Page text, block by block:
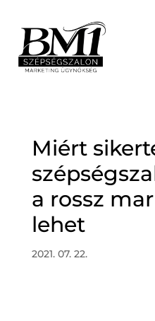
Miért
a rossz
lehet
2021. 07. 22.